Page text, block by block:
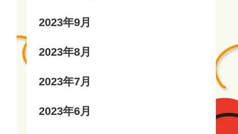
2023年9月
2023年8月
2023年7月
2023年6月